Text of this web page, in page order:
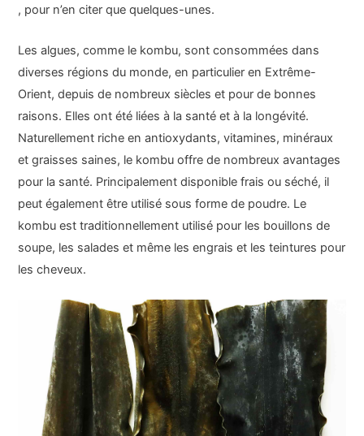
, pour n’en citer que quelques-unes.
Les algues, comme le kombu, sont consommées dans
diverses régions du monde, en particulier en Extrême-
Orient, depuis de nombreux siècles et pour de bonnes
raisons. Elles ont été liées à la santé et à la longévité.
Naturellement riche en antioxydants, vitamines, minéraux
et graisses saines, le kombu offre de nombreux avantages
pour la santé. Principalement disponible frais ou séché, il
peut également être utilisé sous forme de poudre. Le
kombu est traditionnellement utilisé pour les bouillons de
soupe, les salades et même les engrais et les teintures pour
les cheveux.